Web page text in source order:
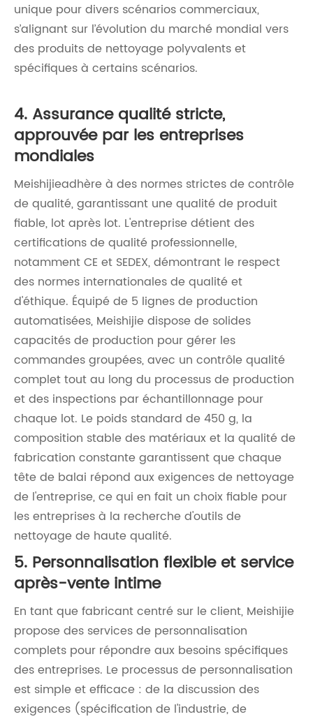
unique pour divers scénarios commerciaux,
s’alignant sur l’évolution du marché mondial vers
des produits de nettoyage polyvalents et
spécifiques à certains scénarios.
4. Assurance qualité stricte,
approuvée par les entreprises
mondiales
Meishijieadhère à des normes strictes de contrôle
de qualité, garantissant une qualité de produit
fiable, lot après lot. L'entreprise détient des
certifications de qualité professionnelle,
notamment CE et SEDEX, démontrant le respect
des normes internationales de qualité et
d'éthique. Équipé de 5 lignes de production
automatisées, Meishijie dispose de solides
capacités de production pour gérer les
commandes groupées, avec un contrôle qualité
complet tout au long du processus de production
et des inspections par échantillonnage pour
chaque lot. Le poids standard de 450 g, la
composition stable des matériaux et la qualité de
fabrication constante garantissent que chaque
tête de balai répond aux exigences de nettoyage
de l'entreprise, ce qui en fait un choix fiable pour
les entreprises à la recherche d'outils de
nettoyage de haute qualité.
5. Personnalisation flexible et service
après-vente intime
En tant que fabricant centré sur le client, Meishijie
propose des services de personnalisation
complets pour répondre aux besoins spécifiques
des entreprises. Le processus de personnalisation
est simple et efficace : de la discussion des
exigences (spécification de l'industrie, de